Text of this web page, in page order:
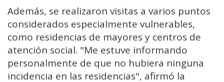
Además, se realizaron visitas a varios puntos
considerados especialmente vulnerables,
como residencias de mayores y centros de
atención social. "Me estuve informando
personalmente de que no hubiera ninguna
incidencia en las residencias", afirmó la